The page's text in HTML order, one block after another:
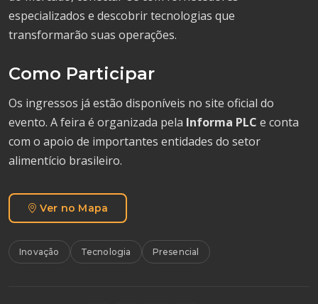
especializados e descobrir tecnologias que
transformarão suas operações.
Como Participar
Os ingressos já estão disponíveis no site oficial do
evento. A feira é organizada pela Informa PLC e conta
com o apoio de importantes entidades do setor
alimentício brasileiro.
Ver no Mapa
Inovação Tecnologia Presencial